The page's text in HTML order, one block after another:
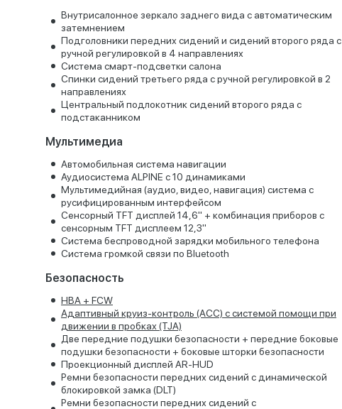
Внутрисалонное зеркало заднего вида с автоматическим
затемнением
Подголовники передних сидений и сидений второго ряда с
ручной регулировкой в 4 направлениях
Система смарт-подсветки салона
Спинки сидений третьего ряда с ручной регулировкой в 2
направлениях
Центральный подлокотник сидений второго ряда с
подстаканником
Мультимедиа
Автомобильная система навигации
Аудиосистема ALPINE с 10 динамиками
Мультимедийная (аудио, видео, навигация) система с
русифицированным интерфейсом
Сенсорный TFT дисплей 14,6" + комбинация приборов с
сенсорным TFT дисплеем 12,3"
Система беспроводной зарядки мобильного телефона
Система громкой связи по Bluetooth
Безопасность
HBA + FCW
Адаптивный круиз-контроль (ACC) с системой помощи при
движении в пробках (TJA)
Две передние подушки безопасности + передние боковые
подушки безопасности + боковые шторки безопасности
Проекционный дисплей AR-HUD
Ремни безопасности передних сидений с динамической
блокировкой замка (DLT)
Ремни безопасности передних сидений с